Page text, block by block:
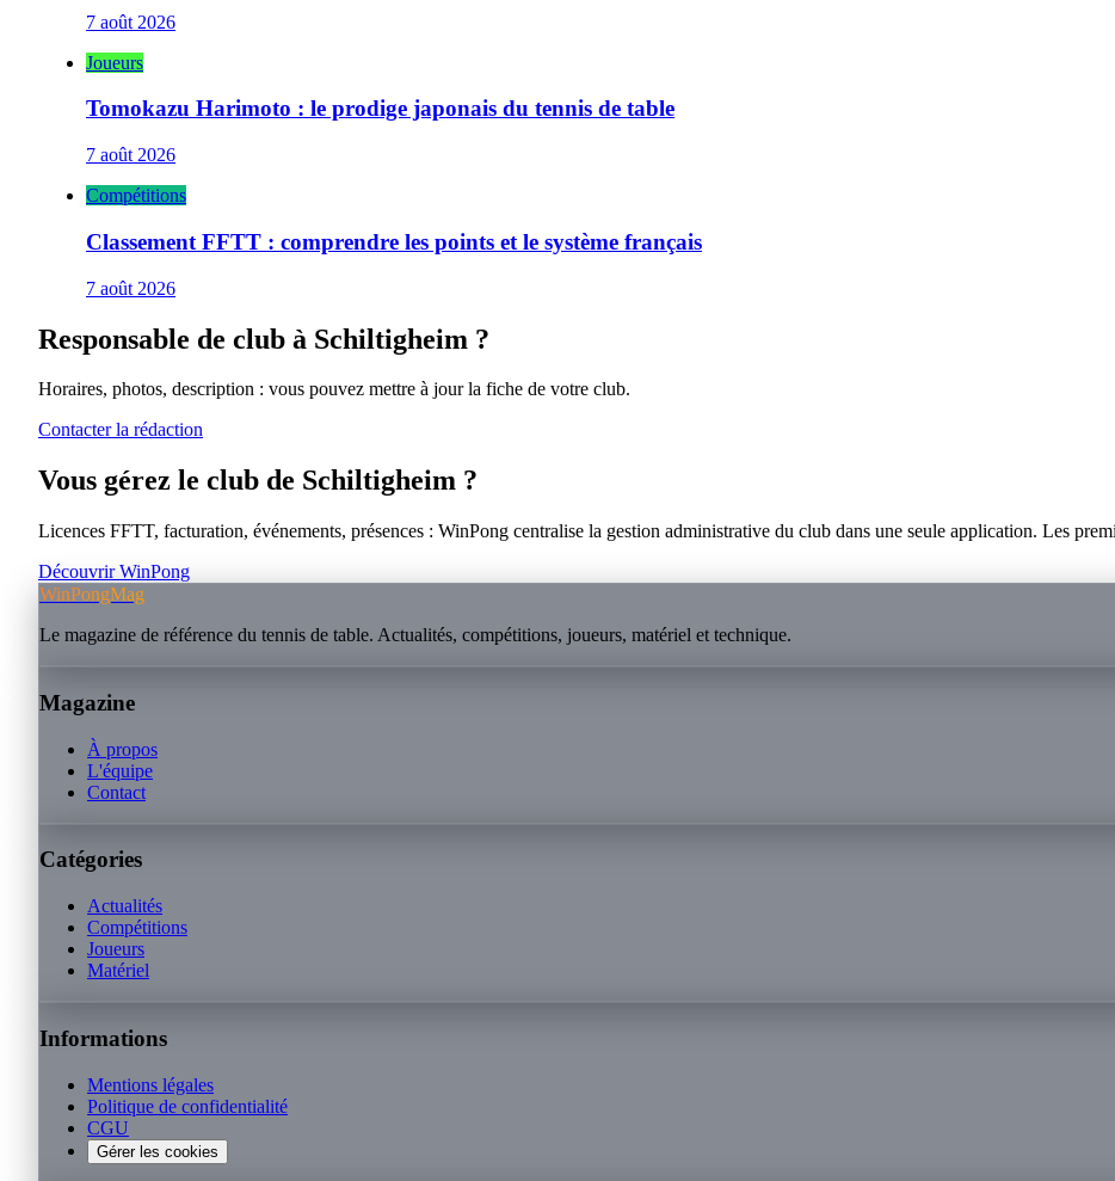
7 août 2026
Joueurs
Tomokazu Harimoto : le prodige japonais du tennis de table
7 août 2026
Compétitions
Classement FFTT : comprendre les points et le système français
7 août 2026
Responsable de club à Schiltigheim ?
Horaires, photos, description : vous pouvez mettre à jour la fiche de votre club.
Contacter la rédaction
Vous gérez le club de Schiltigheim ?
Licences FFTT, facturation, événements, présences : WinPong centralise la gestion administrative du club dans une seule application. Les
Découvrir WinPong
WinPongMag
Le magazine de référence du tennis de table. Actualités, compétitions, joueurs, matériel et technique.
Magazine
À propos
L'équipe
Contact
Catégories
Actualités
Compétitions
Joueurs
Matériel
Informations
Mentions légales
Politique de confidentialité
CGU
Gérer les cookies